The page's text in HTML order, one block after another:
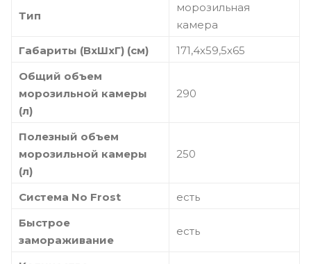
Тип
морозильная
камера
Габариты (ВхШхГ) (см)
171,4х59,5х65
Общий объем
морозильной камеры
(л)
290
Полезный объем
морозильной камеры
(л)
250
Система No Frost
есть
Быстрое
замораживание
есть